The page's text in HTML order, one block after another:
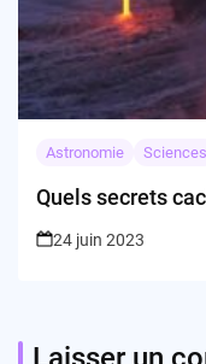
Astronomie Sciences
Quels secrets
24 juin 2023